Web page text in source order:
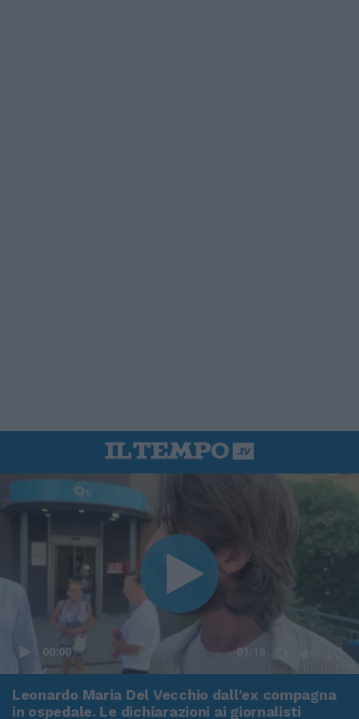
00:00 01:16
Leonardo Maria Del Vecchio dall'ex compagna
in ospedale. Le dichiarazioni ai giornalisti